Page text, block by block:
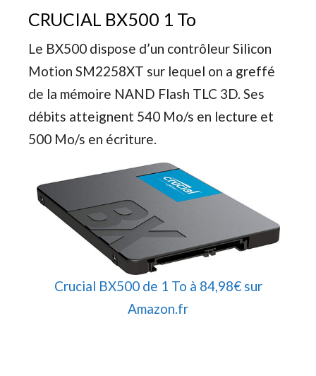
CRUCIAL BX500 1 To
Le BX500 dispose d’un contrôleur Silicon
Motion SM2258XT sur lequel on a greffé
de la mémoire NAND Flash TLC 3D. Ses
débits atteignent 540 Mo/s en lecture et
500 Mo/s en écriture.
Crucial BX500 de 1 To à 84,98€ sur
Amazon.fr